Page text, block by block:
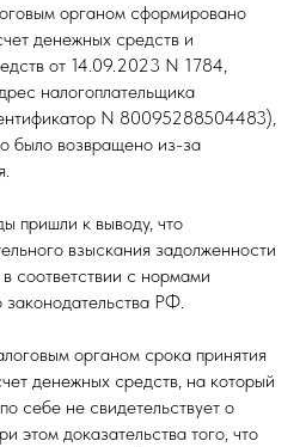
органом сформировано
денежных средств и
от 14.09.2023 N 1784,
налогоплательщика
N 80095288504483),
было возвращено из-за
пришли к выводу, что
взыскания задолженности
соответствии с нормами
законодательства РФ.
органом срока принятия
денежных средств, на который
себе не свидетельствует о
этом доказательства того, что